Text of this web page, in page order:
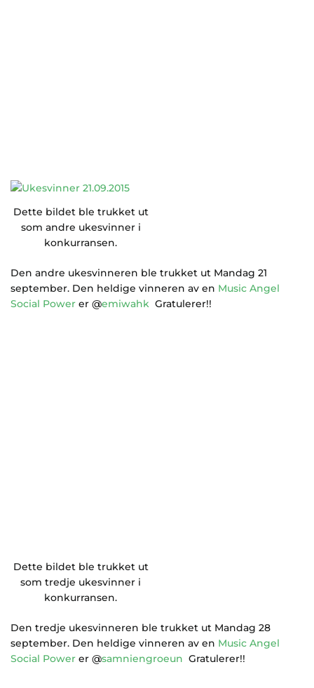
Dette bildet ble trukket ut
som andre ukesvinner i
konkurransen.
Den andre ukesvinneren ble trukket ut Mandag 21
september. Den heldige vinneren av en Music Angel
Social Power er @emiwahk Gratulerer!!
Dette bildet ble trukket ut
som tredje ukesvinner i
konkurransen.
Den tredje ukesvinneren ble trukket ut Mandag 28
september. Den heldige vinneren av en Music Angel
Social Power er @samniengroeun Gratulerer!!